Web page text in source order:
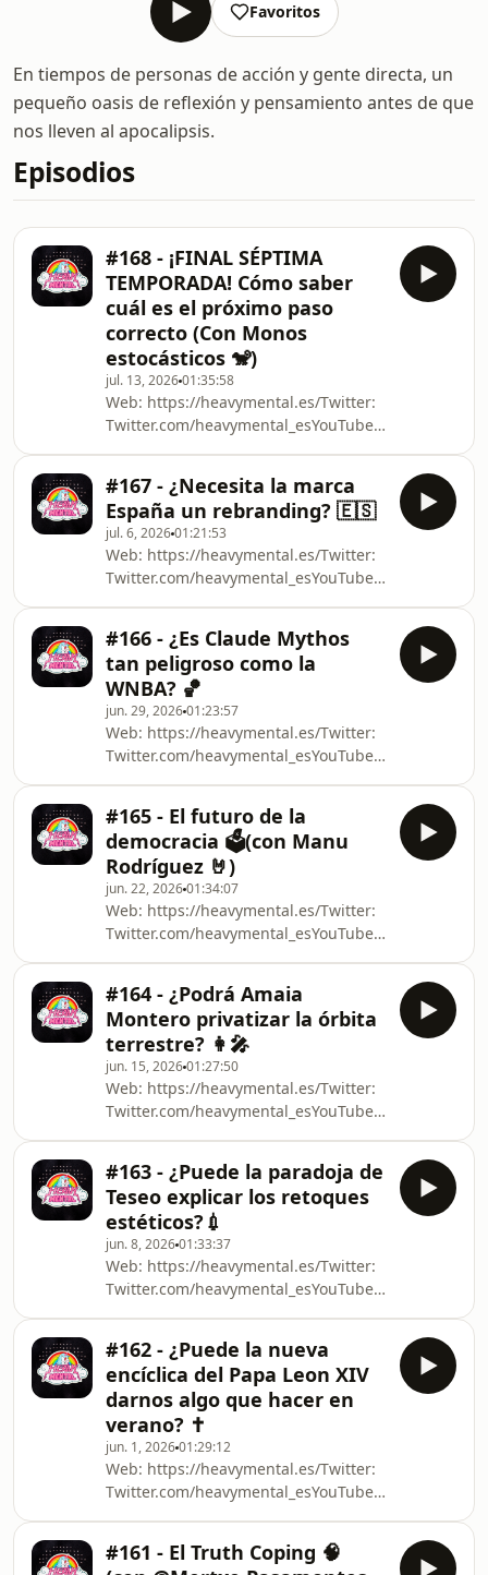
Favoritos
En tiempos de personas de acción y gente directa, un
pequeño oasis de reflexión y pensamiento antes de que
nos lleven al apocalipsis.
Episodios
#168 - ¡FINAL SÉPTIMA
TEMPORADA! Cómo saber
cuál es el próximo paso
correcto (Con Monos
estocásticos 🐒)
jul. 13, 202601:35:58
Web: https://heavymental.es/Twitter:
Twitter.com/heavymental_esYouTube:
https://www.youtube.com/@HeavyMentalesTwitch:
https://www.ivoox.com/podcast-heavy-
mental_sq_f1883564_1.htmlÚnete a
nuestra nueva y gratuita comunidad
de seguidores del podcast:
https://chat.whatsapp.com/
#167 - ¿Necesita la marca
España un rebranding? 🇪🇸
jul. 6, 202601:21:53
Web: https://heavymental.es/Twitter:
Twitter.com/heavymental_esYouTube:
https://www.youtube.com/@HeavyMentalesTwitch:
https://www.ivoox.com/podcast-heavy-
mental_sq_f1883564_1.htmlÚnete a
nuestra nueva y gratuita comunidad
de seguidores del podcast:
https://chat.whatsapp.com/
#166 - ¿Es Claude Mythos
tan peligroso como la
WNBA? 🏀
jun. 29, 202601:23:57
Web: https://heavymental.es/Twitter:
Twitter.com/heavymental_esYouTube:
https://www.youtube.com/@HeavyMentalesTwitch:
https://www.ivoox.com/podcast-heavy-
mental_sq_f1883564_1.htmlÚnete a
nuestra nueva y gratuita comunidad
de seguidores del podcast:
https://chat.whatsapp.com/
#165 - El futuro de la
democracia 🗳️(con Manu
Rodríguez 🤘)
jun. 22, 202601:34:07
Web: https://heavymental.es/Twitter:
Twitter.com/heavymental_esYouTube:
https://www.youtube.com/@HeavyMentalesTwitch:
https://www.ivoox.com/podcast-heavy-
mental_sq_f1883564_1.htmlÚnete a
nuestra nueva y gratuita comunidad
de seguidores del podcast:
https://chat.whatsapp.com/
#164 - ¿Podrá Amaia
Montero privatizar la órbita
terrestre? 👩‍🎤
jun. 15, 202601:27:50
Web: https://heavymental.es/Twitter:
Twitter.com/heavymental_esYouTube:
https://www.youtube.com/@HeavyMentalesTwitch:
https://www.ivoox.com/podcast-heavy-
mental_sq_f1883564_1.htmlÚnete a
nuestra nueva y gratuita comunidad
de seguidores del podcast:
https://chat.whatsapp.com/
#163 - ¿Puede la paradoja de
Teseo explicar los retoques
estéticos?💉
jun. 8, 202601:33:37
Web: https://heavymental.es/Twitter:
Twitter.com/heavymental_esYouTube:
https://www.youtube.com/@HeavyMentalesTwitch:
https://www.ivoox.com/podcast-heavy-
mental_sq_f1883564_1.htmlÚnete a
nuestra nueva y gratuita comunidad
de seguidores del podcast:
https://chat.whatsapp.com/
#162 - ¿Puede la nueva
encíclica del Papa Leon XIV
darnos algo que hacer en
verano? ✝️
jun. 1, 202601:29:12
Web: https://heavymental.es/Twitter:
Twitter.com/heavymental_esYouTube:
https://www.youtube.com/@HeavyMentalesTwitch:
Twitch.tv/heavymental_esiVoox:
https://www.ivoox.com/podcast-heavy-
#161 - El Truth Coping 🧠